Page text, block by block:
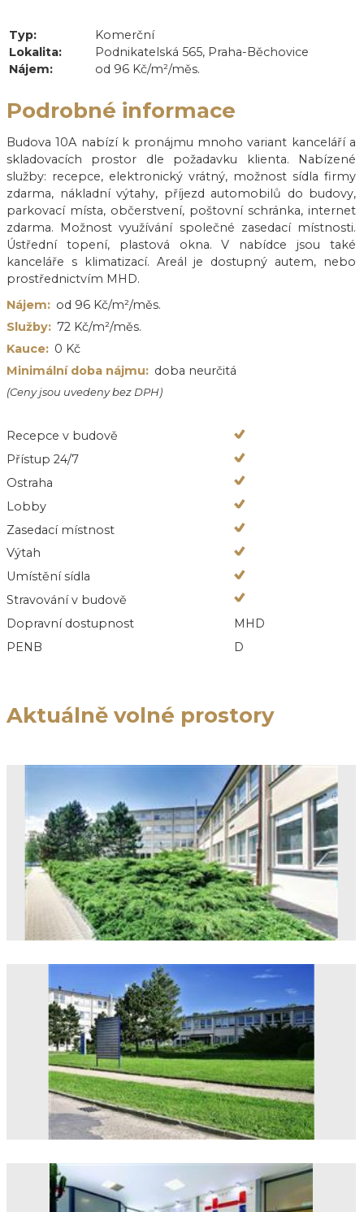
Typ:
Komerční
Lokalita:
Podnikatelská 565, Praha-Běchovice
Nájem:
od 96 Kč/m²/měs.
Podrobné informace
Budova 10A nabízí k pronájmu mnoho variant kanceláří a
skladovacích prostor dle požadavku klienta. Nabízené
služby: recepce, elektronický vrátný, možnost sídla firmy
zdarma, nákladní výtahy, příjezd automobilů do budovy,
parkovací místa, občerstvení, poštovní schránka, internet
zdarma. Možnost využívání společné zasedací místnosti.
Ústřední topení, plastová okna. V nabídce jsou také
kanceláře s klimatizací. Areál je dostupný autem, nebo
prostřednictvím MHD.
Nájem: od 96 Kč/m²/měs.
Služby: 72 Kč/m²/měs.
Kauce: 0 Kč
Minimální doba nájmu: doba neurčitá
(Ceny jsou uvedeny bez DPH)
Recepce v budově
Přístup 24/7
Ostraha
Lobby
Zasedací místnost
Výtah
Umístění sídla
Stravování v budově
Dopravní dostupnost
MHD
PENB
D
Aktuálně volné prostory